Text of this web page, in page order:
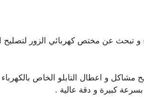
و تبحث عن مختص كهربائي الزور لتصليح
مشاكل و اعطال التابلو الخاص بالكهرباء
بسرعة كبيرة و دقة عالية .